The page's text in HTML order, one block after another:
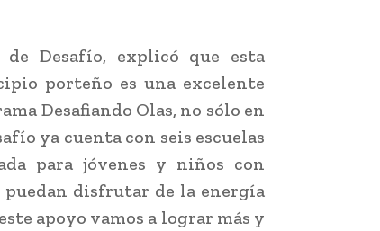
Desafío, explicó que esta
porteño es una excelente
Desafiando Olas, no sólo en
ya cuenta con seis escuelas
para jóvenes y niños con
puedan disfrutar de la energía
apoyo vamos a lograr más y